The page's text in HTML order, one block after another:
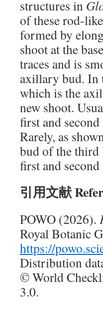
structures in
of these rod-
formed by
shoot at the
traces and is
axillary bud. In
which is the
new shoot.
first and
Rarely, as
bud of the third
first and
引用文献
POWO (2026).
Royal Botanic
https://
Distribution
© World
3.0.